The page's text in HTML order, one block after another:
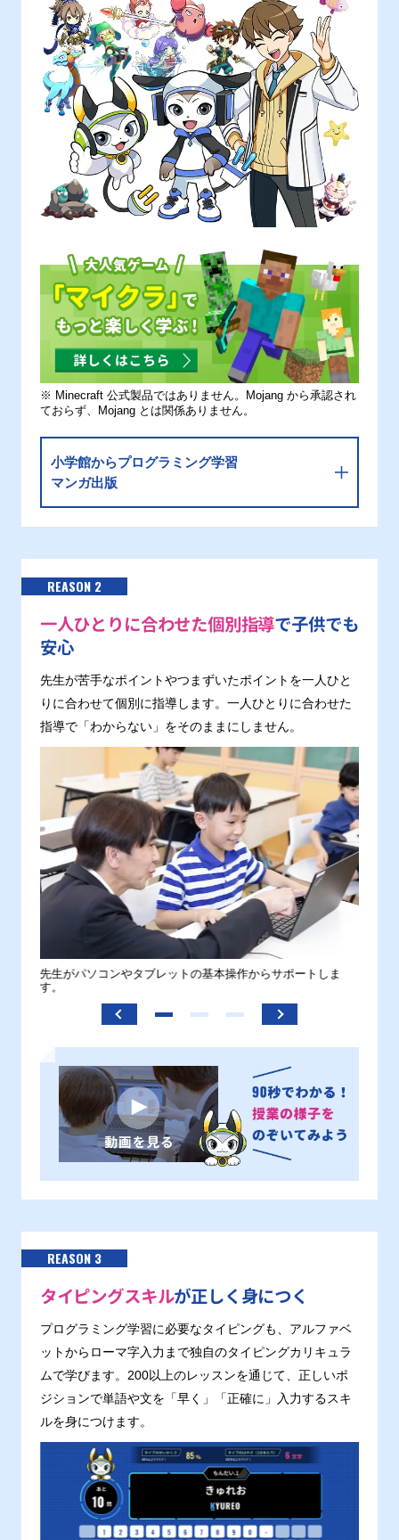
※ Minecraft 公式製品ではありません。Mojang から承認され
ておらず、Mojang とは関係ありません。
小学館からプログラミング学習
マンガ出版
REASON 2
一人ひとりに合わせた個別指導で子供でも
安心
先生が苦手なポイントやつまずいたポイントを一人ひと
りに合わせて個別に指導します。一人ひとりに合わせた
指導で「わからない」をそのままにしません。
先生がパソコンやタブレットの基本操作からサポートしま
す。
REASON 3
タイピングスキルが正しく身につく
プログラミング学習に必要なタイピングも、アルファベ
ットからローマ字入力まで独自のタイピングカリキュラ
ムで学びます。200以上のレッスンを通じて、正しいポ
ジションで単語や文を「早く」「正確に」入力するスキ
ルを身につけます。